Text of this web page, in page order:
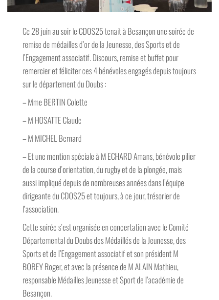
Ce 28 juin au soir le CDOS25 tenait à Besançon une soirée de
remise de médailles d’or de la Jeunesse, des Sports et de
l’Engagement associatif. Discours, remise et buffet pour
remercier et féliciter ces 4 bénévoles engagés depuis toujours
sur le département du Doubs :
– Mme BERTIN Colette
– M HOSATTE Claude
– M MICHEL Bernard
– Et une mention spéciale à M ECHARD Amans, bénévole pilier
de la course d’orientation, du rugby et de la plongée, mais
aussi impliqué depuis de nombreuses années dans l’équipe
dirigeante du CDOS25 et toujours, à ce jour, trésorier de
l’association.
Cette soirée s’est organisée en concertation avec le Comité
Départemental du Doubs des Médaillés de la Jeunesse, des
Sports et de l’Engagement associatif et son président M
BOREY Roger, et avec la présence de M ALAIN Mathieu,
responsable Médailles Jeunesse et Sport de l’académie de
Besançon.